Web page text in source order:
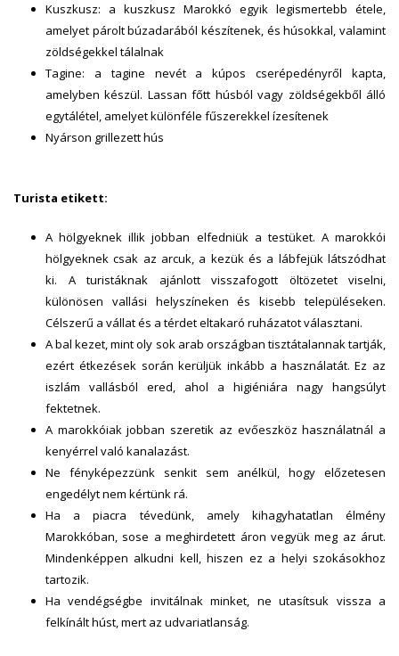
Kuszkusz: a kuszkusz Marokkó egyik legismertebb étele,
amelyet párolt búzadarából készítenek, és húsokkal, valamint
zöldségekkel tálalnak
Tagine: a tagine nevét a kúpos cserépedényről kapta,
amelyben készül. Lassan főtt húsból vagy zöldségekből álló
egytálétel, amelyet különféle fűszerekkel ízesítenek
Nyárson grillezett hús
Turista etikett:
A hölgyeknek illik jobban elfedniük a testüket. A marokkói
hölgyeknek csak az arcuk, a kezük és a lábfejük látszódhat
ki. A turistáknak ajánlott visszafogott öltözetet viselni,
különösen vallási helyszíneken és kisebb településeken.
Célszerű a vállat és a térdet eltakaró ruházatot választani.
A bal kezet, mint oly sok arab országban tisztátalannak tartják,
ezért étkezések során kerüljük inkább a használatát. Ez az
iszlám vallásból ered, ahol a higiéniára nagy hangsúlyt
fektetnek.
A marokkóiak jobban szeretik az evőeszköz használatnál a
kenyérrel való kanalazást.
Ne fényképezzünk senkit sem anélkül, hogy előzetesen
engedélyt nem kértünk rá.
Ha a piacra tévedünk, amely kihagyhatatlan élmény
Marokkóban, sose a meghirdetett áron vegyük meg az árut.
Mindenképpen alkudni kell, hiszen ez a helyi szokásokhoz
tartozik.
Ha vendégségbe invitálnak minket, ne utasítsuk vissza a
felkínált húst, mert az udvariatlanság.